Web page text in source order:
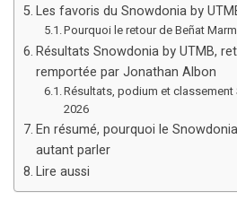
Les favoris du Snowdonia by
Pourquoi le retour de Beñat
Résultats Snowdonia by UTMB,
remportée par Jonathan Albon
Résultats, podium et classement
2026
En résumé, pourquoi le
autant parler
Lire aussi